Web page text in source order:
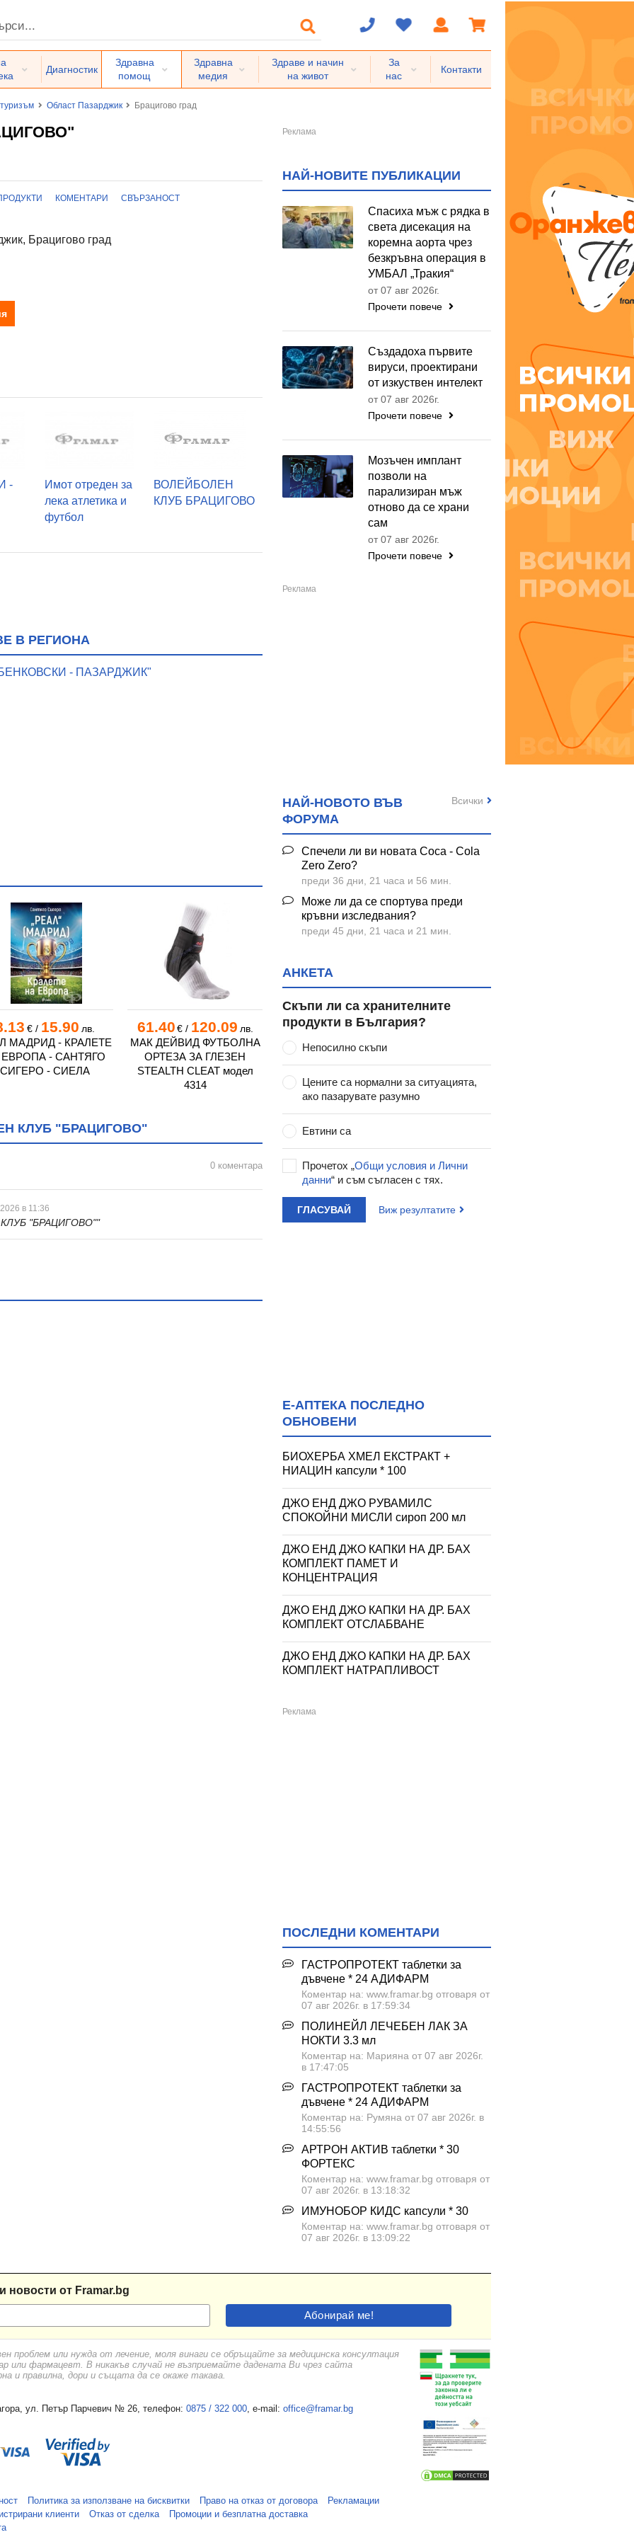
Диагностик
Здравна
помощ
Здравна
медия
Здраве и начин
на живот
За
нас
Контакти
Област Пазарджик Брацигово град
КОМЕНТАРИ СВЪРЗАНОСТ
Брацигово град
-
Имот отреден за
лека атлетика и
футбол
ВОЛЕЙБОЛЕН
КЛУБ БРАЦИГОВО
В РЕГИОНА
- ПАЗАРДЖИК"
- С. ПИЩИГОВО
ЛЕВСКИ
ПАНАГЮРИЩЕ
ДЕБРЪЩИЦА
€/ 15.90 лв.
МАДРИД - КРАЛЕТЕ
- САНТЯГО
СИГЕРО - СИЕЛА
61.40 € / 120.09 лв.
МАК ДЕЙВИД ФУТБОЛНА
ОРТЕЗА ЗА ГЛЕЗЕН
STEALTH CLEAT модел
4314
12.78 €/25.00 лв.
НАЙ-ВЕЛИКИТЕ МАЧОВЕ
- ДЖЕЙМИ КАРАГЪР -
КЛУБ "БРАЦИГОВО"
0 коментара
в 11:36
"БРАЦИГОВО""
НАЙ-НОВИТЕ ПУБЛИКАЦИИ
Спасиха мъж с рядка в
света дисекация на
коремна аорта чрез
безкръвна операция в
УМБАЛ „Тракия“
от 07 авг 2026г.
Прочети повече
Създадоха първите
вируси, проектирани
от изкуствен интелект
от 07 авг 2026г.
Прочети повече
Мозъчен имплант
позволи на
парализиран мъж
отново да се храни
сам
от 07 авг 2026г.
Прочети повече
НАЙ-НОВОТО ВЪВ
ФОРУМА
Спечели ли ви новата Coca - Cola
Zero Zero?
преди 36 дни, 21 часа и 56 мин.
Може ли да се спортува преди
кръвни изследвания?
преди 45 дни, 21 часа и 21 мин.
Всички
АНКЕТА
Скъпи ли са хранителните
продукти в България?
Непосилно скъпи
Цените са нормални за ситуацията,
ако пазарувате разумно
Евтини са
Прочетох „Общи условия и Лични
данни“ и съм съгласен с тях.
ГЛАСУВАЙ Виж резултатите
Е-АПТЕКА ПОСЛЕДНО
ОБНОВЕНИ
БИОХЕРБА ХМЕЛ ЕКСТРАКТ +
НИАЦИН капсули * 100
ДЖО ЕНД ДЖО РУВАМИЛС
СПОКОЙНИ МИСЛИ сироп 200 мл
ДЖО ЕНД ДЖО КАПКИ НА ДР. БАХ
КОМПЛЕКТ ПАМЕТ И
КОНЦЕНТРАЦИЯ
ДЖО ЕНД ДЖО КАПКИ НА ДР. БАХ
КОМПЛЕКТ ОТСЛАБВАНЕ
ДЖО ЕНД ДЖО КАПКИ НА ДР. БАХ
КОМПЛЕКТ НАТРАПЛИВОСТ
ПОСЛЕДНИ КОМЕНТАРИ
ГАСТРОПРОТЕКТ таблетки за
дъвчене * 24 АДИФАРМ
Коментар на: www.framar.bg отговаря от
07 авг 2026г. в 17:59:34
ПОЛИНЕЙЛ ЛЕЧЕБЕН ЛАК ЗА
НОКТИ 3.3 мл
Коментар на: Марияна от 07 авг 2026г.
в 17:47:05
ГАСТРОПРОТЕКТ таблетки за
дъвчене * 24 АДИФАРМ
Коментар на: Румяна от 07 авг 2026г. в
14:55:56
АРТРОН АКТИВ таблетки * 30
ФОРТЕКС
Коментар на: www.framar.bg отговаря от
07 авг 2026г. в 13:18:32
ИМУНОБОР КИДС капсули * 30
Коментар на: www.framar.bg отговаря от
07 авг 2026г. в 13:09:22
новости от Framar.bg
проблем или нужда от лечение, моля винаги се обръщайте за медицинска консултация
или фармацевт. В никакъв случай не възприемайте дадената Ви чрез сайта
и правилна, дори и същата да се окаже такава.
ул. Петър Парчевич № 26, телефон: 0875 / 322 000 , e-mail: office@framar.bg
Политика за използване на бисквитки Право на отказ от договора
Рекламации
клиенти Отказ от сделка
Промоции и безплатна доставка